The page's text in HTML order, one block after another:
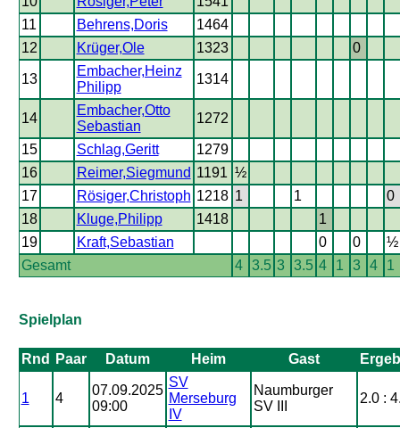
11
Behrens,Doris
1464
12
Krüger,Ole 1323 0
13
Embacher,Heinz
Philipp
1314
14
Embacher,Otto
Sebastian
1272
15 Schlag,Geritt
1279
16
Reimer,Siegmund 1191 ½
17
Rösiger,Christoph 1218 1 1
0
18
Kluge,Philipp 1418
1
19
Kraft,Sebastian 0 0
½
Gesamt
4 3.5 3 3.5 4 1 3 4 1
Spielplan
Rnd Paar Datum Heim Gast
1 4
07.09.2025
09:00
SV
Merseburg
IV
Naumburger
SV III
2.0 :